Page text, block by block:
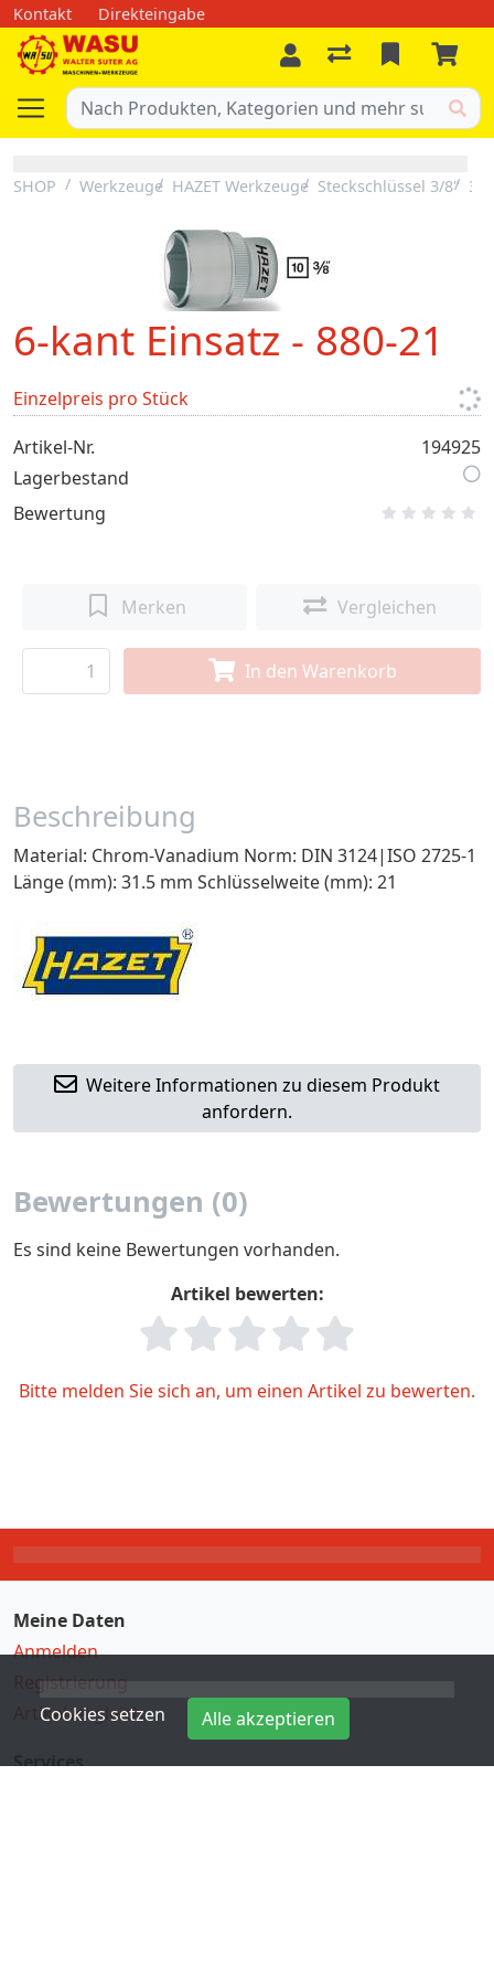
Kontakt Direkteingabe
SHOP Werkzeuge HAZET Werkzeuge Steckschlüssel 3/8" 3/
6-kant Einsatz - 880-21
Einzelpreis pro Stück
Artikel-Nr.
194925
Lagerbestand
Bewertung
Merken Vergleichen
In den Warenkorb
Beschreibung
Material: Chrom-Vanadium Norm: DIN 3124|ISO 2725-1
Länge (mm): 31.5 mm Schlüsselweite (mm): 21
Weitere Informationen zu diesem Produkt
anfordern.
Bewertungen (0)
Es sind keine Bewertungen vorhanden.
Artikel bewerten:
Bitte melden Sie sich an, um einen Artikel zu bewerten.
Meine Daten
Anmelden
Registrierung
Artikelvergleich
Services
Cookies setzen Alle akzeptieren